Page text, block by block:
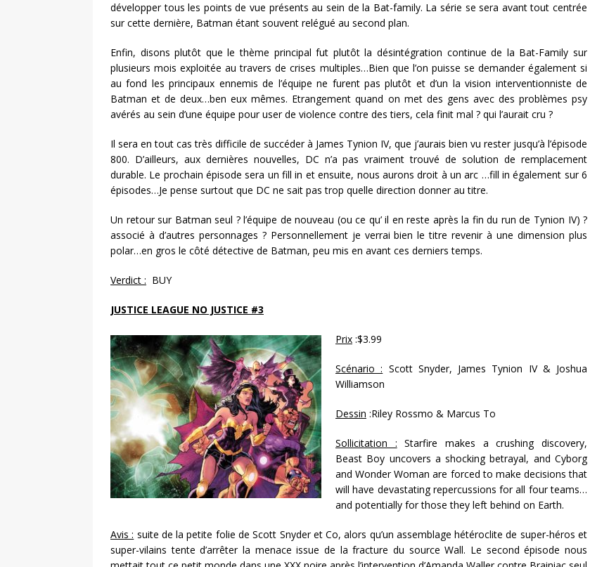
développer tous les points de vue présents au sein de la Bat-family. La série se sera avant tout centrée
sur cette dernière, Batman étant souvent relégué au second plan.
Enfin, disons plutôt que le thème principal fut plutôt la désintégration continue de la Bat-Family sur
plusieurs mois exploitée au travers de crises multiples…Bien que l’on puisse se demander également si
au fond les principaux ennemis de l’équipe ne furent pas plutôt et d’un la vision interventionniste de
Batman et de deux…ben eux mêmes. Etrangement quand on met des gens avec des problèmes psy
avérés au sein d’une équipe pour user de violence contre des tiers, cela finit mal ? qui l’aurait cru ?
Il sera en tout cas très difficile de succéder à James Tynion IV, que j’aurais bien vu rester jusqu’à l’épisode
800. D’ailleurs, aux dernières nouvelles, DC n’a pas vraiment trouvé de solution de remplacement
durable. Le prochain épisode sera un fill in et ensuite, nous aurons droit à un arc …fill in également sur 6
épisodes…Je pense surtout que DC ne sait pas trop quelle direction donner au titre.
Un retour sur Batman seul ? l’équipe de nouveau (ou ce qu’ il en reste après la fin du run de Tynion IV) ?
associé à d’autres personnages ? Personnellement je verrai bien le titre revenir à une dimension plus
polar…en gros le côté détective de Batman, peu mis en avant ces derniers temps.
Verdict : BUY
JUSTICE LEAGUE NO JUSTICE #3
Prix :$3.99
Scénario : Scott Snyder, James Tynion IV & Joshua
Williamson
Dessin :Riley Rossmo & Marcus To
Sollicitation : Starfire makes a crushing discovery,
Beast Boy uncovers a shocking betrayal, and Cyborg
and Wonder Woman are forced to make decisions that
will have devastating repercussions for all four teams…
and potentially for those they left behind on Earth.
Avis : suite de la petite folie de Scott Snyder et Co, alors qu’un assemblage hétéroclite de super-héros et
super-vilains tente d’arrêter la menace issue de la fracture du source Wall. Le second épisode nous